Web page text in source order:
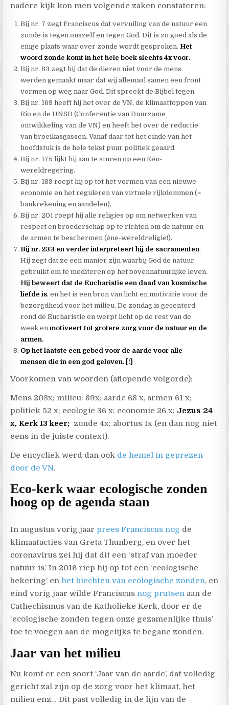
nadere kijk kon men volgende zaken constateren:
Bij nr. 7 zegt Franciscus dat vervuiling van de natuur een
zonde is tegen onszelf en tegen God. Dit is zo goed als de
enige plaats waar over zonde wordt gesproken. Het
woord zonde komt in het hele boek slechts 4x voor.
Bij nr. 83 zegt hij dat de dieren niet voor de mens
werden gemaakt maar dat wij allemaal samen een front
vormen op weg naar God. Dit spreekt de Bijbel tegen.
Bij nr. 169 heeft hij het over de VN, de klimaattoppen van
Rio en de UNSD (Conferentie van Duurzame
ontwikkeling van de VN) en heeft het over de reductie
van broeikasgassen. Vanaf daar tot het einde van het
hoofdstuk is de hele tekst puur politiek geaard.
Bij nr. 175 lijkt hij aan te sturen op een Eén-
wereldregering.
Bij nr. 189 roept hij op tot het vormen van een nieuwe
economie en het reguleren van virtuele rijkdommen (=
bankrekening en aandelen).
Bij nr. 201 roept hij alle religies op om netwerken van
respect en broederschap op te richten om de natuur en
de armen te beschermen (éne-wereldreligie!).
Bij nr. 233 en verder interpreteert hij de sacramenten.
Hij zegt dat ze een manier zijn waarbij God de natuur
gebruikt om te mediteren op het bovennatuurlijke leven.
Hij beweert dat de Eucharistie een daad van kosmische
liefde is, en het is een bron van licht en motivatie voor de
bezorgdheid voor het milieu. De zondag is gecenterd
rond de Eucharistie en werpt licht op de rest van de
week enmotiveert tot grotere zorg voor de natuur en de
armen.
Op het laatste een gebed voor de aarde voor alle
mensen die in een god geloven. [!]
Voorkomen van woorden (aflopende volgorde):
Mens 203x; milieu: 89x; aarde 68 x, armen 61 x;
politiek 52 x; ecologie 36 x; economie 26 x; Jezus 24
x, Kerk 13 keer; zonde 4x; abortus 1x (en dan nog niet
eens in de juiste context).
De encycliek werd dan ook de hemel in geprezen
door de VN.
Eco-kerk waar ecologische zonden
hoog op de agenda staan
In augustus vorig jaar prees Franciscus nog de
klimaatacties van Greta Thunberg, en over het
coronavirus zei hij dat dit een ‘straf van moeder
natuur is.’ In 2016 riep hij op tot een ‘ecologische
bekering’ en het biechten van ecologische zonden, en
eind vorig jaar wilde Franciscus nog prutsen aan de
Cathechismus van de Katholieke Kerk, door er de
‘ecologische zonden tegen onze gezamenlijke thuis’
toe te voegen aan de mogelijks te begane zonden.
Jaar van het milieu
Nu komt er een soort ‘Jaar van de aarde’, dat volledig
gericht zal zijn op de zorg voor het klimaat, het
milieu enz… Dit past volledig in de lijn van de